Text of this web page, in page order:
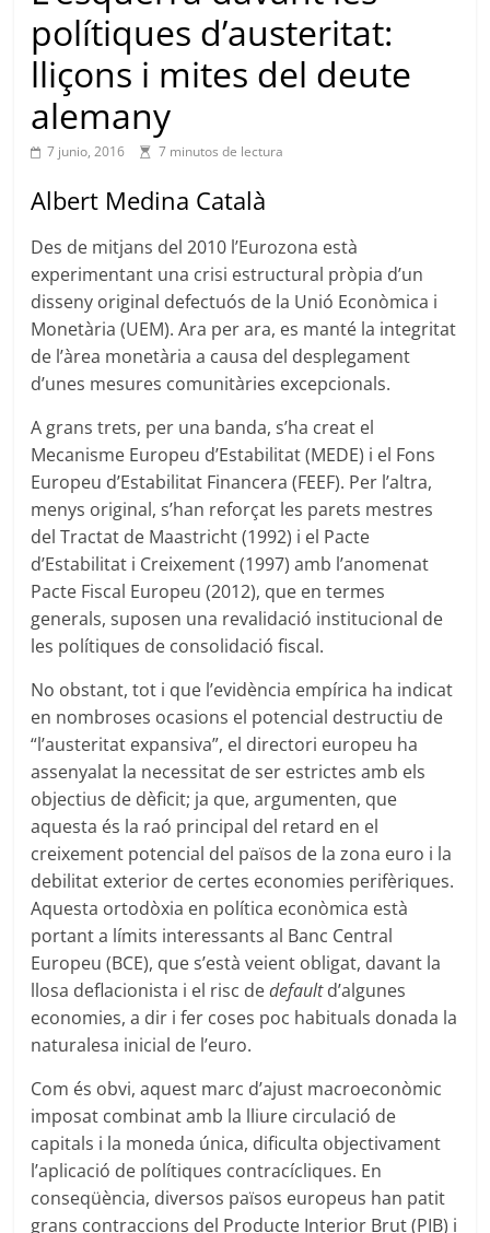
polítiques d’austeritat:
lliçons i mites del deute
alemany
7 junio, 2016 7 minutos de lectura
Albert Medina Català
Des de mitjans del 2010 l’Eurozona està
experimentant una crisi estructural pròpia d’un
disseny original defectuós de la Unió Econòmica i
Monetària (UEM). Ara per ara, es manté la integritat
de l’àrea monetària a causa del desplegament
d’unes mesures comunitàries excepcionals.
A grans trets, per una banda, s’ha creat el
Mecanisme Europeu d’Estabilitat (MEDE) i el Fons
Europeu d’Estabilitat Financera (FEEF). Per l’altra,
menys original, s’han reforçat les parets mestres
del Tractat de Maastricht (1992) i el Pacte
d’Estabilitat i Creixement (1997) amb l’anomenat
Pacte Fiscal Europeu (2012), que en termes
generals, suposen una revalidació institucional de
les polítiques de consolidació fiscal.
No obstant, tot i que l’evidència empírica ha indicat
en nombroses ocasions el potencial destructiu de
“l’austeritat expansiva”, el directori europeu ha
assenyalat la necessitat de ser estrictes amb els
objectius de dèficit; ja que, argumenten, que
aquesta és la raó principal del retard en el
creixement potencial del països de la zona euro i la
debilitat exterior de certes economies perifèriques.
Aquesta ortodòxia en política econòmica està
portant a límits interessants al Banc Central
Europeu (BCE), que s’està veient obligat, davant la
llosa deflacionista i el risc dedefaultd’algunes
economies, a dir i fer coses poc habituals donada la
naturalesa inicial de l’euro.
Com és obvi, aquest marc d’ajust macroeconòmic
imposat combinat amb la lliure circulació de
capitals i la moneda única, dificulta objectivament
l’aplicació de polítiques contracícliques. En
conseqüència, diversos països europeus han patit
grans contraccions del Producte Interior Brut (PIB) i